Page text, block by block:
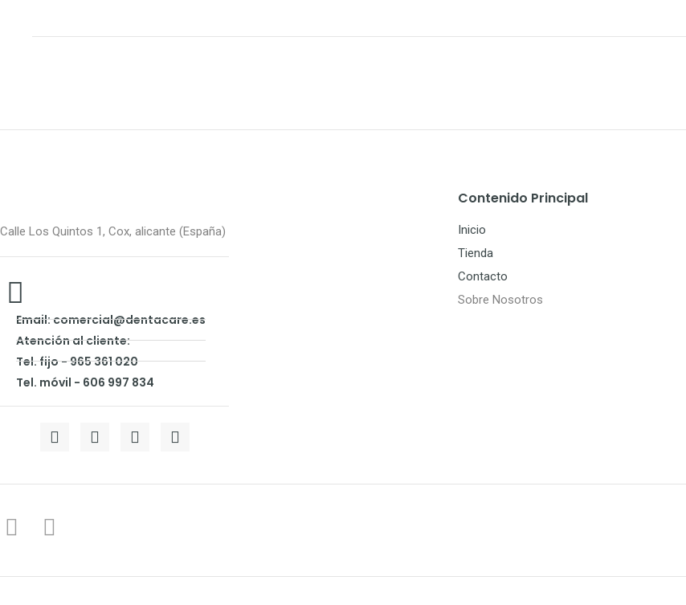
Calle Los Quintos 1, Cox, alicante (España)
Email: comercial@dentacare.es
Atención al cliente:
Tel. fijo - 965 361 020
Tel. móvil - 606 997 834
Contenido Principal
Inicio
Tienda
Contacto
Sobre Nosotros